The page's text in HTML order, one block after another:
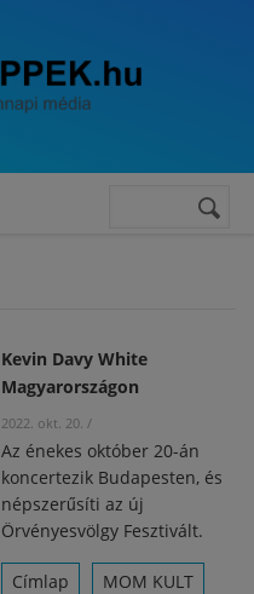
Keresés
Kevin Davy White
Magyarországon
2022. okt. 20. /
Az énekes október 20-án
koncertezik Budapesten, és
népszerűsíti az új
Örvényesvölgy Fesztivált.
Címlap MOM KULT